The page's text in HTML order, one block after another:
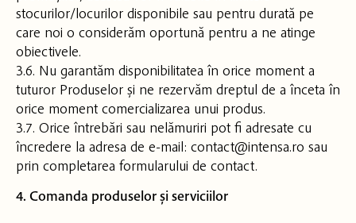
stocurilor/locurilor disponibile sau pentru durată pe
care noi o considerăm oportună pentru a ne atinge
obiectivele.
3.6. Nu garantăm disponibilitatea în orice moment a
tuturor Produselor și ne rezervăm dreptul de a înceta în
orice moment comercializarea unui produs.
3.7. Orice întrebări sau nelămuriri pot fi adresate cu
încredere la adresa de e-mail: contact@intensa.ro sau
prin completarea formularului de contact.
4. Comanda produselor și serviciilor